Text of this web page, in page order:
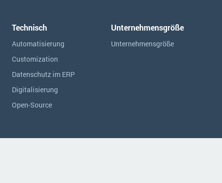
Technisch
Automatisierung
Customization
Datenschutz im ERP
Digitalisierung
Open-Source
Unternehmensgröße
Unternehmensgröße